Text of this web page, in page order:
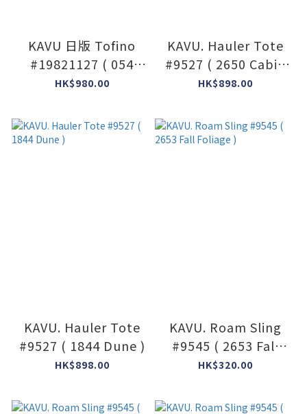
KAVU 日版 Tofino
#19821127 ( 054
Purple )
HK$980.00
KAVU. Hauler Tote
#9527 ( 2650 Cabin
Plaid )
HK$898.00
KAVU. Hauler Tote
#9527 ( 1844 Dune )
HK$898.00
KAVU. Roam Sling
#9545 ( 2653 Fall
Foliage )
HK$320.00